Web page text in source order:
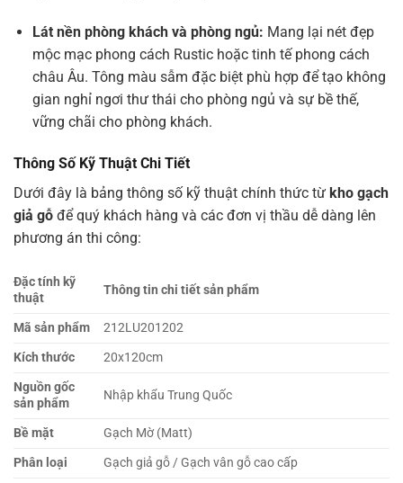
Lát nền phòng khách và phòng ngủ: Mang lại nét đẹp
mộc mạc phong cách Rustic hoặc tinh tế phong cách
châu Âu. Tông màu sẫm đặc biệt phù hợp để tạo không
gian nghỉ ngơi thư thái cho phòng ngủ và sự bề thế,
vững chãi cho phòng khách.
Thông Số Kỹ Thuật Chi Tiết
Dưới đây là bảng thông số kỹ thuật chính thức từ kho gạch
giả gỗ để quý khách hàng và các đơn vị thầu dễ dàng lên
phương án thi công:
Đặc tính kỹ
thuật
Thông tin chi tiết sản phẩm
Mã sản phẩm
212LU201202
Kích thước
20x120cm
Nguồn gốc
sản phẩm
Nhập khẩu Trung Quốc
Bề mặt
Gạch Mờ (Matt)
Phân loại
Gạch giả gỗ / Gạch vân gỗ cao cấp